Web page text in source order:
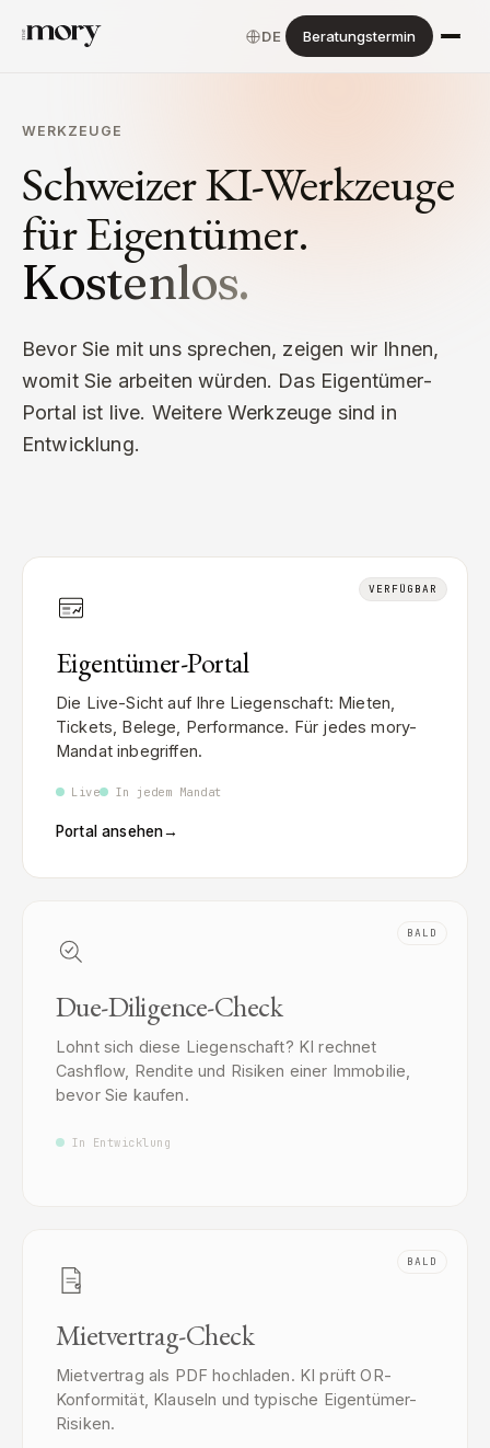
DE Beratungstermin
WERKZEUGE
Schweizer KI-Werkzeuge
für Eigentümer.
Kostenlos.
Bevor Sie mit uns sprechen, zeigen wir Ihnen,
womit Sie arbeiten würden. Das Eigentümer-
Portal ist live. Weitere Werkzeuge sind in
Entwicklung.
VERFÜGBAR
Eigentümer-Portal
Die Live-Sicht auf Ihre Liegenschaft: Mieten,
Tickets, Belege, Performance. Für jedes mory-
Mandat inbegriffen.
Live In jedem Mandat
Portal ansehen→
BALD
Due-Diligence-Check
Lohnt sich diese Liegenschaft? KI rechnet
Cashflow, Rendite und Risiken einer Immobilie,
bevor Sie kaufen.
In Entwicklung
BALD
Mietvertrag-Check
Mietvertrag als PDF hochladen. KI prüft OR-
Konformität, Klauseln und typische Eigentümer-
Risiken.